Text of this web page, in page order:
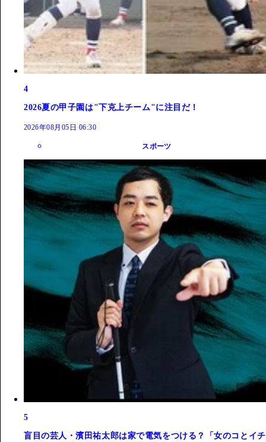
4
2026夏の甲子園は"下克上チーム"に注目だ！
2026年08月05日 06:30
スポーツ
5
盲目の芸人・濱田祐太郎は家で電気をつける？「女のコとイチ